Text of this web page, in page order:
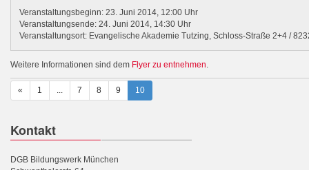
Veranstaltungsbeginn: 23. Juni 2014, 12:00 Uhr
Veranstaltungsende: 24. Juni 2014, 14:30 Uhr
Veranstaltungsort: Evangelische Akademie Tutzing, Schloss-Straße 2+4 /
Weitere Informationen sind dem Flyer zu entnehmen
« 1 ... 7 8 9 10
Kontakt
DGB Bildungswerk München